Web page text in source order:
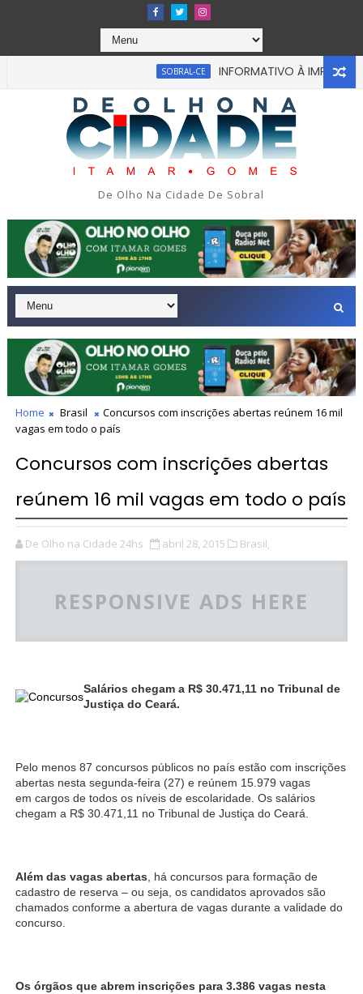
SOBRAL-CE
INFORMATIVO À IMPRENSA
em tragédia na tarde da última segunda-feira 13/07/
De Olho Na Cidade De Sobral
Home Brasil
Concursos com inscrições abertas reúnem 16 mil
vagas em todo o país
Concursos com inscrições abertas
reúnem 16 mil vagas em todo o país
De Olho na Cidade 24hs abril 28, 2015 Brasil,
RESPONSIVE ADS HERE
Salários chegam a R$ 30.471,11 no Tribunal de
Justiça do Ceará.
Pelo menos 87 concursos públicos no país estão com inscrições
abertas nesta segunda-feira (27) e reúnem 15.979 vagas
em cargos de todos os níveis de escolaridade. Os salários
chegam a R$ 30.471,11 no Tribunal de Justiça do Ceará.
Além das vagas abertas, há concursos para formação de
cadastro de reserva – ou seja, os candidatos aprovados são
chamados conforme a abertura de vagas durante a validade do
concurso.
Os órgãos que abrem inscrições para 3.386 vagas nesta